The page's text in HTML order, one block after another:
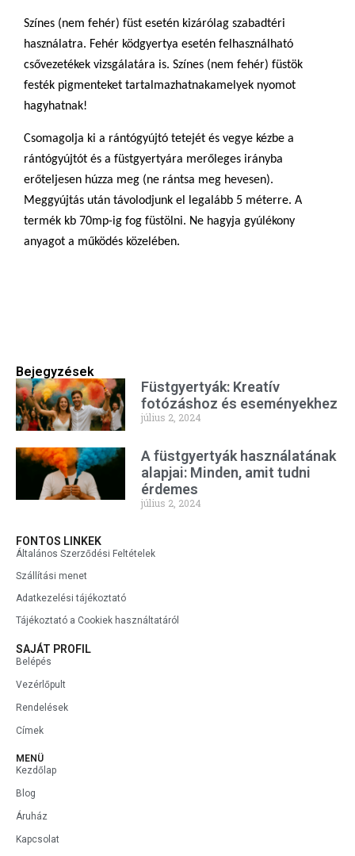
Színes (nem fehér) füst esetén kizárólag szabadtéri
használatra. Fehér ködgyertya esetén felhasználható
csővezetékek vizsgálatára is. Színes (nem fehér) füstök
festék pigmenteket tartalmazhatnakamelyek nyomot
hagyhatnak!
Csomagolja ki a rántógyújtó tetejét és vegye kézbe a
rántógyújtót és a füstgyertyára merőleges irányba
erőteljesen húzza meg (ne rántsa meg hevesen).
Meggyújtás után távolodjunk el legalább 5 méterre. A
termék kb 70mp-ig fog füstölni. Ne hagyja gyúlékony
anyagot a működés közelében.
Bejegyzések
Füstgyertyák: Kreatív
fotózáshoz és eseményekhez
július 2, 2024
A füstgyertyák használatának
alapjai: Minden, amit tudni
érdemes
július 2, 2024
FONTOS LINKEK
Általános Szerződési Feltételek
Szállítási menet
Adatkezelési tájékoztató
Tájékoztató a Cookiek használtatáról
SAJÁT PROFIL
Belépés
Vezérlőpult
Rendelések
Címek
MENÜ
Kezdőlap
Blog
Áruház
Kapcsolat